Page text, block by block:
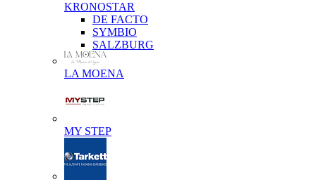
KRONOSTAR
DE FACTO
SYMBIO
SALZBURG
LA MOENA
MY STEP